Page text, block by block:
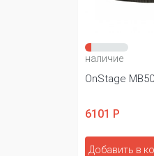
наличие
OnStage
6101 Р
Добавить в